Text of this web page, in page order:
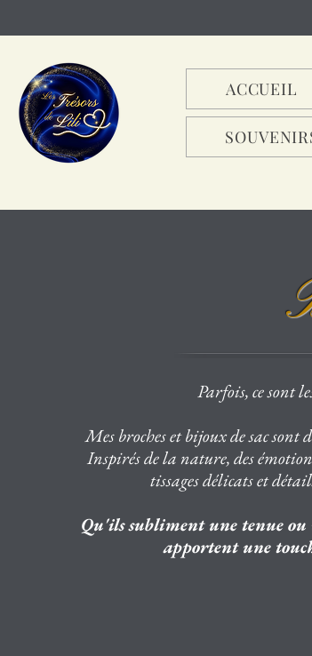
ACCUEIL
Parfois, ce sont
Mes broches et bijoux de sac
Inspirés de la nature, des
tissages délicats et
Qu'ils subliment une tenue
apportent une